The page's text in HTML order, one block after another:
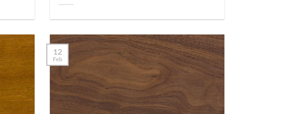
12
Feb